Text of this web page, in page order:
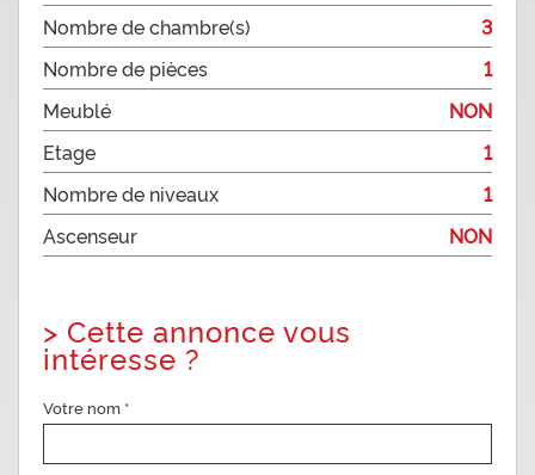
Nombre de chambre(s)
3
Nombre de pièces
1
Meublé
NON
Etage
1
Nombre de niveaux
1
Ascenseur
NON
> Cette annonce vous
intéresse ?
Votre nom *